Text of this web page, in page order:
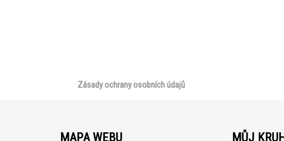
Zásady ochrany osobních údajů
MAPA WEBU MŮJ